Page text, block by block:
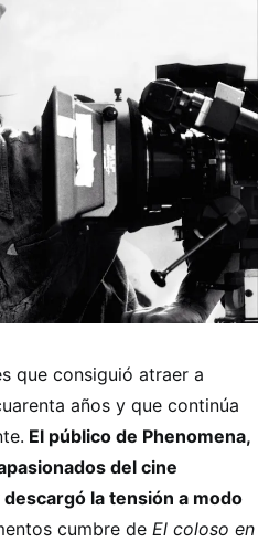
que consiguió atraer a
años y que continúa
El público de Phenomena,
del cine
la tensión a modo
cumbre de El coloso en